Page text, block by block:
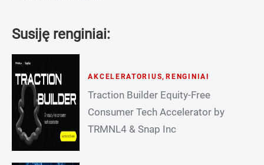
Susiję renginiai:
AKCELERATORIUS, RENGINIAI
Traction Builder Equity-Free
Consumer Tech Accelerator by
TRMNL4 & Snap Inc